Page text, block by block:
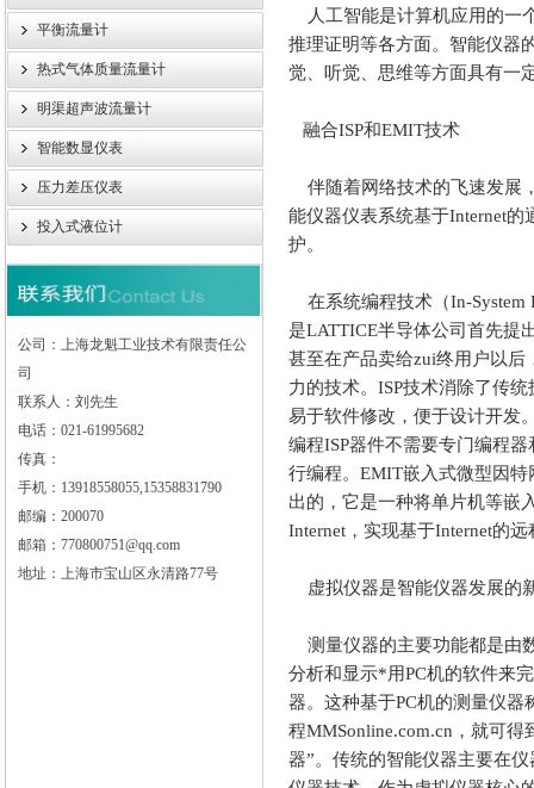
平衡流量计
热式气体质量流量计
明渠超声波流量计
智能数显仪表
压力差压仪表
投入式液位计
公司：上海龙魁工业技术有限责任公
司
联系人：刘先生
电话：021-61995682
传真：
手机：13918558055,15358831790
邮编：200070
邮箱：770800751@qq.com
地址：上海市宝山区永清路77号
人工智能是计算机应用的一
推理证明等各方面。智能仪器
觉、听觉、思维等方面具有一
融合ISP和EMIT技术
伴随着网络技术的飞速发展
能仪器仪表系统基于Internet的
护。
在系统编程技术（In-System
是LATTICE半导体公司首先提
甚至在产品卖给zui终用户以
力的技术。 ISP技术消除了传统
易于软件修改，便于设计开发
编程ISP器件不需要专门编程
行编程。 EMIT嵌入式微型因特
出的，它是一种将单片机等嵌
Internet ，实现基于Internet的远
虚拟仪器是智能仪器发展的
测量仪器的主要功能都是由
分析和显示*用PC机的软件来
器。这种基于PC机的测量仪器
程MMSonline.com.cn ，就可
器”。传统的智能仪器主要在